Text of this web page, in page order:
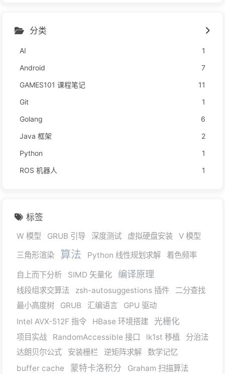
分类
AI
1
Android
7
GAMES101 课程笔记
11
Git
1
Golang
6
Java 框架
2
Python
1
ROS 机器人
1
标签
W 模型 GRUB 引导 深度测试 虚拟硬盘安装
V 模型
三角形渲染
算法 Python 线性规划求解 着色频率
自上而下分析 SIMD 矢量化 编译原理
线段组求交算法 zsh-autosuggestions 插件
二分查找
最小高度树
GRUB 汇编语言
GPU 驱动
Intel AVX-512F 指令
HBase 环境搭建 光栅化
项目实战 RandomAccessible 接口 lk1st 移植
分治法
达朗贝尔公式
安装栅栏 逆矩阵求解
数学记忆
buffer cache
蒙特卡洛积分
Graham 扫描算法